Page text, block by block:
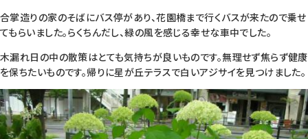
合掌造りの家のそばにバス停があり、花園橋まで行くバスが来たので乗せ
てもらいました。らくちんだし、緑の風を感じる幸せな車中でした。
木漏れ日の中の散策はとても気持ちが良いものです。無理せず焦らず健康
を保ちたいものです。帰りに星が丘テラスで白いアジサイを見つけました。